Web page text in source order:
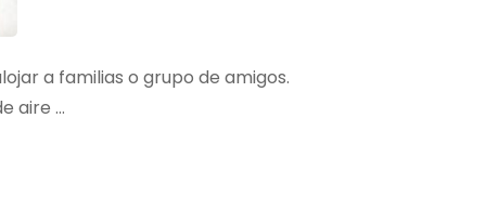
a familias o grupo de amigos.
aire …